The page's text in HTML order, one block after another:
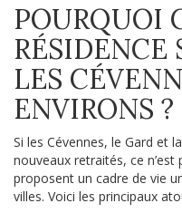
POURQUOI
RÉSIDENCE
LES
ENVIRONS ?
Si les Cévennes, le Gard et
nouveaux retraités, ce n’est
proposent un cadre de vie
villes. Voici les principaux